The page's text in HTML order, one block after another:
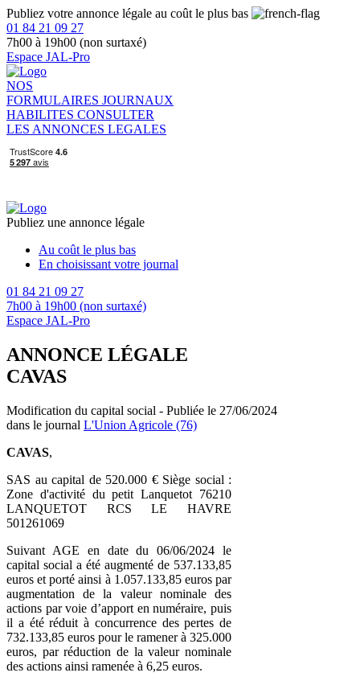
Publiez votre annonce légale au coût le plus bas
01 84 21 09 27
7h00 à 19h00 (non surtaxé)
Espace JAL-Pro
NOS
FORMULAIRES JOURNAUX
HABILITES CONSULTER
LES ANNONCES LEGALES
Publiez une annonce légale
Au coût le plus bas
En choisissant votre journal
01 84 21 09 27
7h00 à 19h00 (non surtaxé)
Espace JAL-Pro
ANNONCE LÉGALE
CAVAS
Modification du capital social - Publiée le 27/06/2024
dans le journal L'Union Agricole (76)
CAVAS,
SAS au capital de 520.000 € Siège social :
Zone d'activité du petit Lanquetot 76210
LANQUETOT RCS LE HAVRE
501261069
Suivant AGE en date du 06/06/2024 le
capital social a été augmenté de 537.133,85
euros et porté ainsi à 1.057.133,85 euros par
augmentation de la valeur nominale des
actions par voie d’apport en numéraire, puis
il a été réduit à concurrence des pertes de
732.133,85 euros pour le ramener à 325.000
euros, par réduction de la valeur nominale
des actions ainsi ramenée à 6,25 euros.